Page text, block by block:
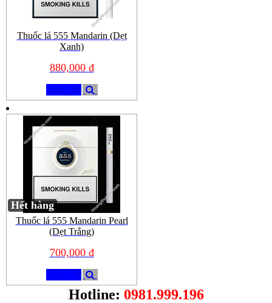
Thuốc lá 555 Mandarin (Dẹt
Xanh)
880,000 đ
Hết hàng
Thuốc lá 555 Mandarin Pearl
(Dẹt Trắng)
700,000 đ
Hotline: 0981.999.196